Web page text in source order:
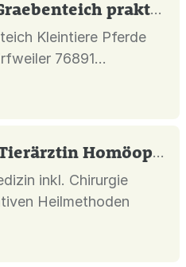
Dr. med. vet. G.U. Graebenteich prakt. Tierarzt
Kleintiere Pferde
76891
Erlenbach
Dr. Kristin Mielke Tierärztin Homöopathie
inkl. Chirurgie
Heilmethoden